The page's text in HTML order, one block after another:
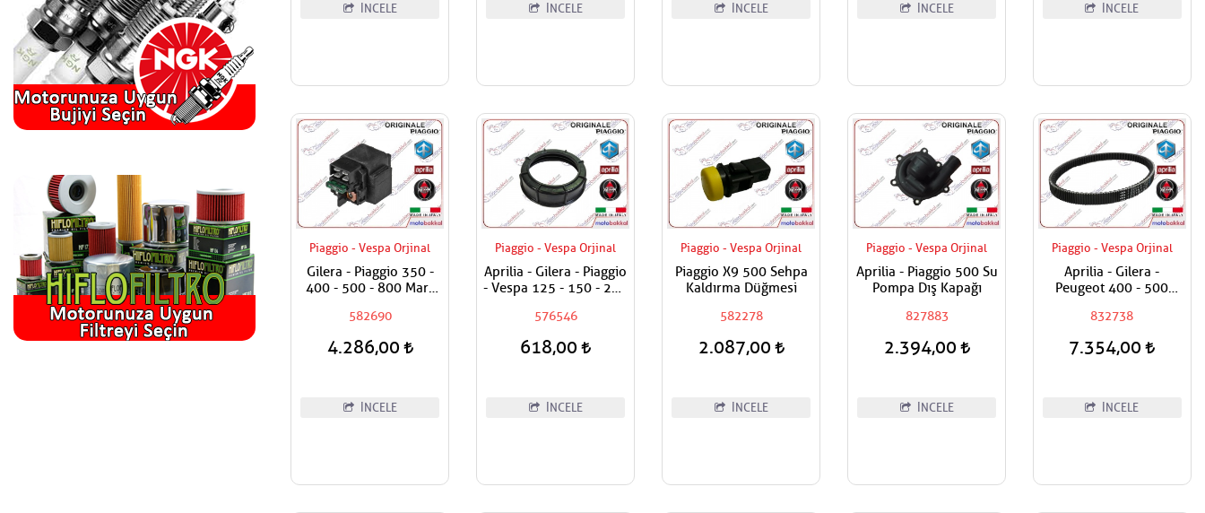
İNCELE İNCELE İNCELE İNCELE İNCELE
Piaggio - Vespa Orjinal
Gilera - Piaggio 350 -
400 - 500 - 800 Marş
Kutusu
582690
4.286,00
İNCELE
Piaggio - Vespa Orjinal
Aprilia - Gilera - Piaggio
- Vespa 125 - 150 - 250
- 800 Benzin Pompa Üst
Plastik Somunu
576546
618,00
İNCELE
Piaggio - Vespa Orjinal
Piaggio X9 500 Sehpa
Kaldırma Düğmesi
582278
2.087,00
İNCELE
Piaggio - Vespa Orjinal
Aprilia - Piaggio 500 Su
Pompa Dış Kapağı
827883
2.394,00
İNCELE
Piaggio - Vespa Orjinal
Aprilia - Gilera -
Peugeot 400 - 500
832738
7.354,00
İNCELE